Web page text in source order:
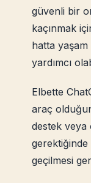
güvenli bir
kaçınmak
hatta yaşam
yardımcı
Elbette
araç
destek veya
geçilmesi